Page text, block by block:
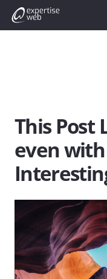
This Post
even